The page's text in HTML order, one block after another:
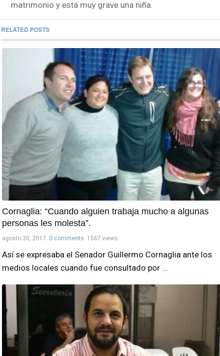
matrimonio y está muy grave una niña.
RELATED POSTS
Cornaglia: “Cuando alguien trabaja mucho a algunas
personas les molesta”.
agosto 30, 2017 0 comments 1567 views
Así se expresaba el Senador Guillermo Cornaglia ante los
medios locales cuando fue consultado por ...